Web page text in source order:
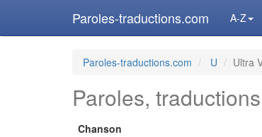
Paroles-traductions.com A-Z
Paroles-traductions.com U Ultra
Paroles,
Chanson